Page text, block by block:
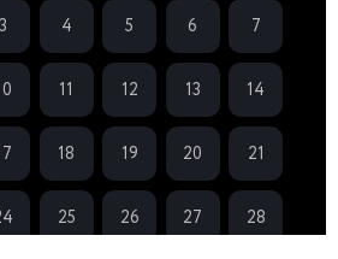
3 4 5 6 7
11 12 13 14
18 19 20 21
25 26 27 28